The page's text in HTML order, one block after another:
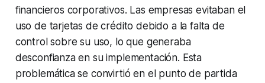
financieros corporativos. Las empresas evitaban el
uso de tarjetas de crédito debido a la falta de
control sobre su uso, lo que generaba
desconfianza en su implementación. Esta
problemática se convirtió en el punto de partida